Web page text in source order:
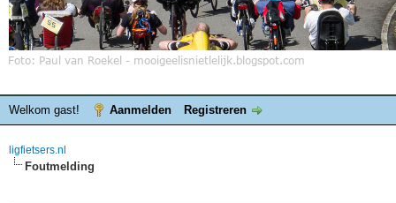
Welkom gast! Aanmelden Registreren
ligfietsers.nl
Foutmelding